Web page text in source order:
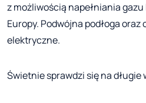
z możliwością napełniania
Europy. Podwójna podłoga oraz
elektryczne.
Świetnie sprawdzi się na długie